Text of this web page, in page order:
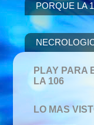
PORQUE LA
PLAY PARA
LA 106
LO MAS